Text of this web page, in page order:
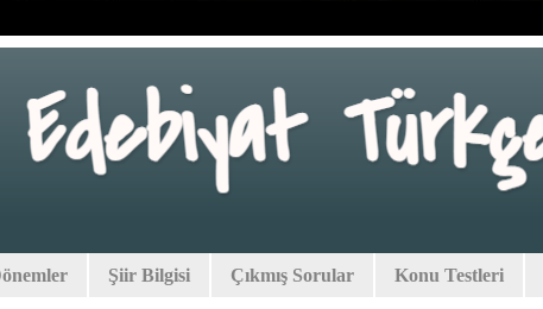
Şiir Bilgisi Çıkmış Sorular Konu Testleri